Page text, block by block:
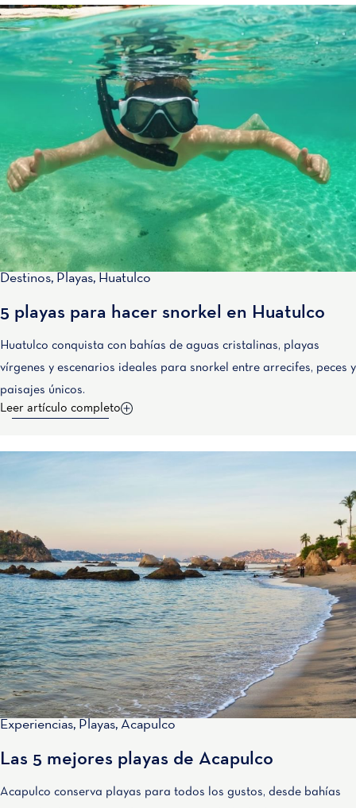
Destinos, Playas, Huatulco
5 playas para hacer snorkel en Huatulco
Huatulco conquista con bahías de aguas cristalinas, playas
vírgenes y escenarios ideales para snorkel entre arrecifes, peces y
paisajes únicos.
Leer artículo completo
Experiencias, Playas, Acapulco
Las 5 mejores playas de Acapulco
Acapulco conserva playas para todos los gustos, desde bahías